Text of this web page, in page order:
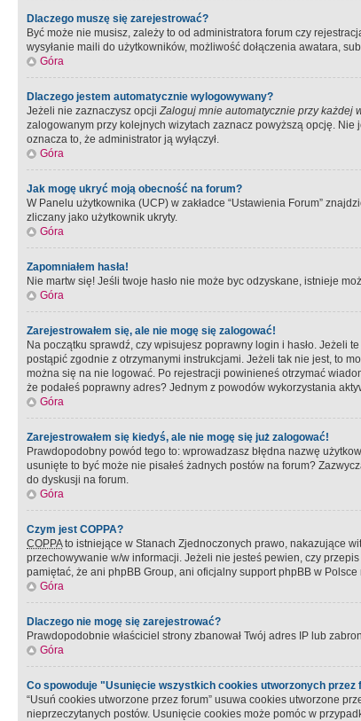
Dlaczego muszę się zarejestrować?
Być może nie musisz, zależy to od administratora forum czy
wysyłanie maili do użytkowników, możliwość dołączenia awatara,
Góra
Dlaczego jestem automatycznie wylogowywany?
Jeżeli nie zaznaczysz opcjiZaloguj mnie automatycznie przy każdej
zalogowanym przy kolejnych wizytach zaznacz powyższą opcję.
oznacza to, że administrator ją wyłączył.
Góra
Jak mogę ukryć moją obecność na forum?
W Panelu użytkownika (UCP) w zakładce “Ustawienia Forum”
zliczany jako użytkownik ukryty.
Góra
Zapomniałem hasła!
Nie martw się! Jeśli twoje hasło nie może byc odzyskane, istnieje
Góra
Zarejestrowałem się, ale nie mogę się zalogować!
Na początku sprawdź, czy wpisujesz poprawny login i hasło. Jeżeli
postąpić zgodnie z otrzymanymi instrukcjami. Jeżeli tak nie jest, to
można się na nie logować. Po rejestracji powinieneś otrzymać
że podałeś poprawny adres? Jednym z powodów wykorzystania
Góra
Zarejestrowałem się kiedyś, ale nie mogę się już zalogować!
Prawdopodobny powód tego to: wprowadzasz błędna nazwę
usunięte to być może nie pisałeś żadnych postów na forum?
do dyskusji na forum.
Góra
Czym jest COPPA?
COPPAto istniejące w Stanach Zjednoczonych prawo, nakazujące
przechowywanie w/w informacji. Jeżeli nie jesteś pewien, czy
pamiętać, że ani phpBB Group, ani oficjalny support phpBB w
Góra
Dlaczego nie mogę się zarejestrować?
Prawdopodobnie właściciel strony zbanował Twój adres IP lub
Góra
Co spowoduje "Usunięcie wszystkich cookies utworzonych przez
“Usuń cookies utworzone przez forum” usuwa cookies utworzone
nieprzeczytanych postów. Usunięcie cookies może pomóc w